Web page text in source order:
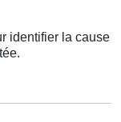
identifier la cause